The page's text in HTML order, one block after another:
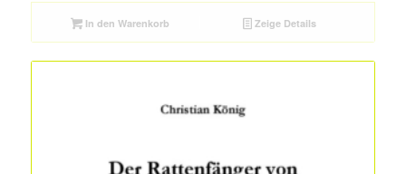
In den Warenkorb Zeige Details